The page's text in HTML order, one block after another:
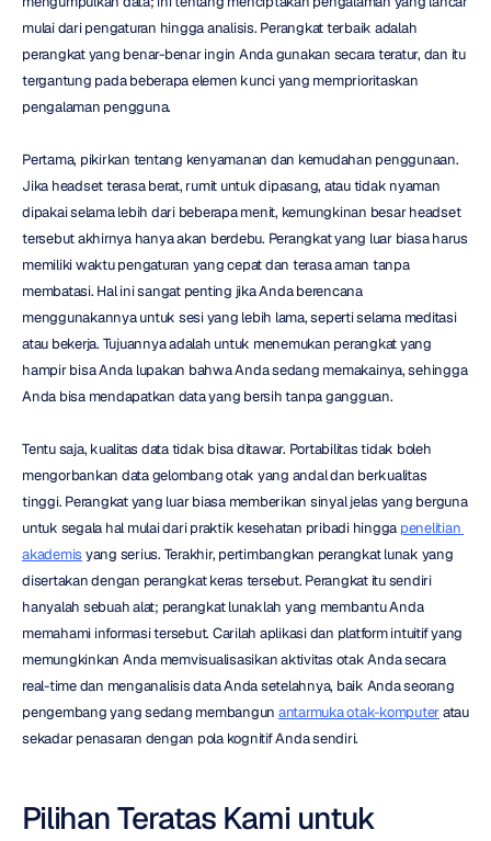
mulai dari pengaturan hingga analisis. Perangkat terbaik adalah
perangkat yang benar-benar ingin Anda gunakan secara teratur, dan itu
tergantung pada beberapa elemen kunci yang memprioritaskan
pengalaman pengguna.
Pertama, pikirkan tentang kenyamanan dan kemudahan penggunaan.
Jika headset terasa berat, rumit untuk dipasang, atau tidak nyaman
dipakai selama lebih dari beberapa menit, kemungkinan besar headset
tersebut akhirnya hanya akan berdebu. Perangkat yang luar biasa harus
memiliki waktu pengaturan yang cepat dan terasa aman tanpa
membatasi. Hal ini sangat penting jika Anda berencana
menggunakannya untuk sesi yang lebih lama, seperti selama meditasi
atau bekerja. Tujuannya adalah untuk menemukan perangkat yang
hampir bisa Anda lupakan bahwa Anda sedang memakainya, sehingga
Anda bisa mendapatkan data yang bersih tanpa gangguan.
Tentu saja, kualitas data tidak bisa ditawar. Portabilitas tidak boleh
mengorbankan data gelombang otak yang andal dan berkualitas
tinggi. Perangkat yang luar biasa memberikan sinyal jelas yang berguna
untuk segala hal mulai dari praktik kesehatan pribadi hingga penelitian
akademis yang serius. Terakhir, pertimbangkan perangkat lunak yang
disertakan dengan perangkat keras tersebut. Perangkat itu sendiri
hanyalah sebuah alat; perangkat lunaklah yang membantu Anda
memahami informasi tersebut. Carilah aplikasi dan platform intuitif yang
memungkinkan Anda memvisualisasikan aktivitas otak Anda secara
real-time dan menganalisis data Anda setelahnya, baik Anda seorang
pengembang yang sedang membangun antarmuka otak-komputer atau
sekadar penasaran dengan pola kognitif Anda sendiri.
Pilihan Teratas Kami untuk